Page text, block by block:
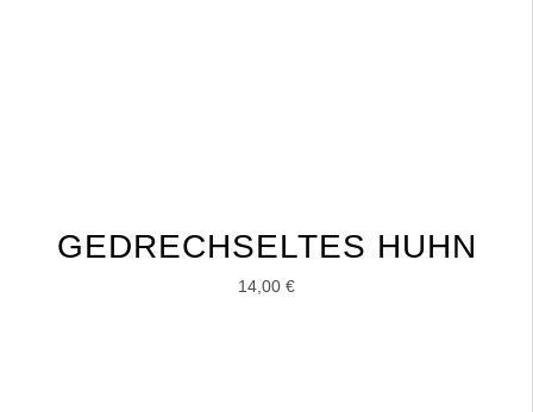
GEDRECHSELTES HUHN
14,00 €